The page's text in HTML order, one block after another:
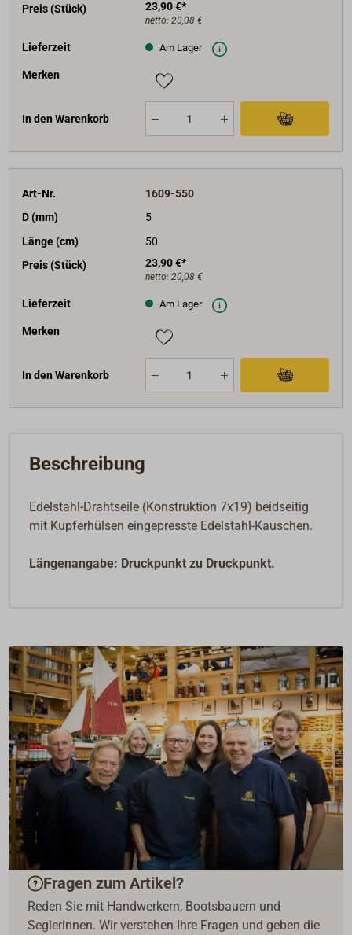
Preis (Stück) 23,90 €*
netto: 20,08 €
Lieferzeit Am Lager
Merken
In den Warenkorb
Art-Nr.
1609-550
D (mm)
5
Länge (cm)
50
Preis (Stück)
23,90 €*
netto: 20,08 €
Lieferzeit Am Lager
Merken
In den Warenkorb
Beschreibung
Edelstahl-Drahtseile (Konstruktion 7x19) beidseitig
mit Kupferhülsen eingepresste Edelstahl-Kauschen.
Längenangabe: Druckpunkt zu Druckpunkt.
Fragen zum Artikel?
Reden Sie mit Handwerkern, Bootsbauern und
Seglerinnen. Wir verstehen Ihre Fragen und geben die